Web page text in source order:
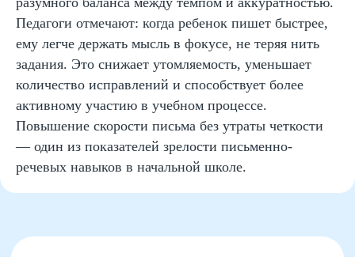
Педагоги отмечают: когда ребенок пишет быстрее,
ему легче держать мысль в фокусе, не теряя нить
задания. Это снижает утомляемость, уменьшает
количество исправлений и способствует более
активному участию в учебном процессе.
Повышение скорости письма без утраты четкости
— один из показателей зрелости письменно-
речевых навыков в начальной школе.